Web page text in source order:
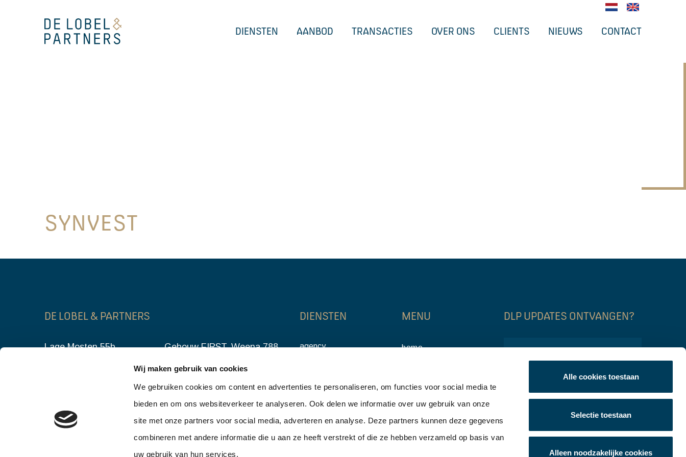
Wij maken gebruik van cookies
We gebruiken cookies om content en advertenties te personaliseren, om functies voor social media te
bieden en om ons websiteverkeer te analyseren. Ook delen we informatie over uw gebruik van onze
site met onze partners voor social media, adverteren en analyse. Deze partners kunnen deze gegevens
combineren met andere informatie die u aan ze heeft verstrekt of die ze hebben verzameld op basis van
uw gebruik van hun services.
Alle cookies toestaan
Selectie toestaan
Alleen noodzakelijke cookies
DIENSTEN AANBOD TRANSACTIES OVER ONS CLIENTS NIEUWS CONTACT
SYNVEST
DE LOBEL & PARTNERS
Lage Mosten 55b
info@delobelpartners.nl
Gebouw FIRST, Weena 788
3014 DA Rotterdam
010 – 302 90 05
info@delobelpartners.nl
DLP UPDATES ONTVANGEN?
DIENSTEN
agency
MENU
home
over ons
nieuws